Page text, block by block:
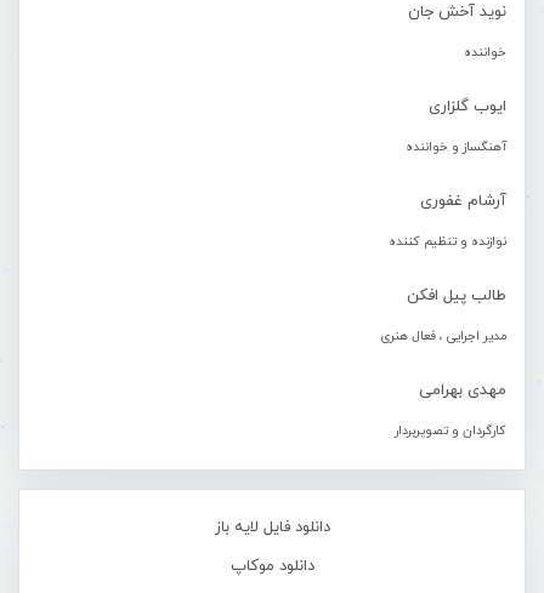
نوید آخش جان
خواننده
ایوب گلزاری
آهنگساز و خواننده
آرشام غفوری
نوازنده و تنظیم کننده
طالب پیل افکن
مدیر اجرایی ، فعال هنری
مهدی بهرامی
کارگردان و تصویربردار
دانلود فایل لایه باز
دانلود موکاپ